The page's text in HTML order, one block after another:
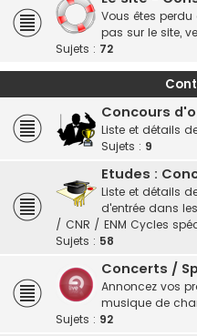
Vous êtes
pas sur le site,
Sujets : 72
Concours
Liste et détails
Sujets : 9
Etudes :
Liste et détails
d'entrée dans
/ CNR / ENM Cycles
Sujets : 58
Concerts /
Annoncez vos
musique de
Sujets : 92